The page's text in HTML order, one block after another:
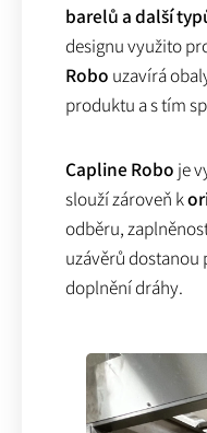
barelů a další
designu využito
Robo uzavírá
produktu a s tím
Capline Robo je
slouží zároveň k
odběru,
uzávěrů dostanou
doplnění dráhy.